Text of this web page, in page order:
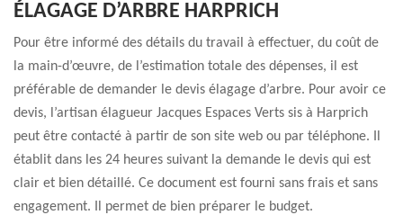
ÉLAGAGE D’ARBRE HARPRICH
Pour être informé des détails du travail à effectuer, du coût de
la main-d’œuvre, de l’estimation totale des dépenses, il est
préférable de demander le devis élagage d’arbre. Pour avoir ce
devis, l’artisan élagueur Jacques Espaces Verts sis à Harprich
peut être contacté à partir de son site web ou par téléphone. Il
établit dans les 24 heures suivant la demande le devis qui est
clair et bien détaillé. Ce document est fourni sans frais et sans
engagement. Il permet de bien préparer le budget.